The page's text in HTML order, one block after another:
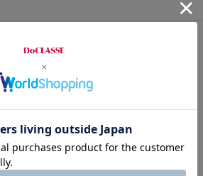
4レビュー